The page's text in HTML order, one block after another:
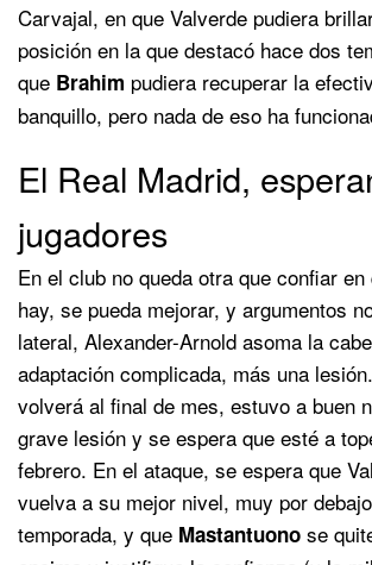
Carvajal, en que Valverde pudiera
posición en la que destacó hace dos
que Brahim pudiera recuperar la
banquillo, pero nada de eso ha
El Real Madrid,
jugadores
En el club no queda otra que confiar
hay, se pueda mejorar, y argumentos
lateral, Alexander-Arnold asoma la
adaptación complicada, más una
volverá al final de mes, estuvo a buen
grave lesión y se espera que esté a
febrero. En el ataque, se espera que
vuelva a su mejor nivel, muy por
temporada, y que Mastantuono se